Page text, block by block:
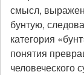
смысл,
бунтую,
категория
понятия
человеческого